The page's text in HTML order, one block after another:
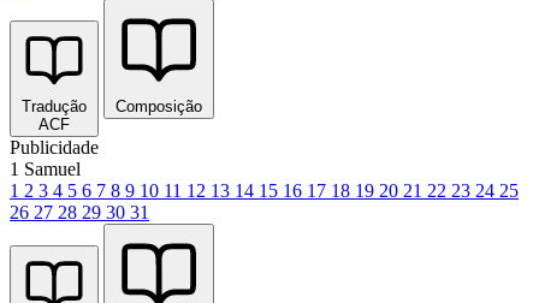
Tradução
ACF
Composição
Publicidade
1 Samuel
1 2 3 4 5 6 7 8 9 10 11 12 13 14 15 16 17 18 19 20 21 22 23 24 25
26 27 28 29 30 31